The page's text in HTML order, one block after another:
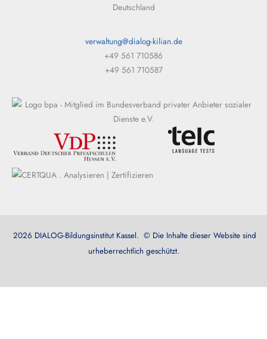
Deutschland
verwaltung@dialog-kilian.de
+49 561 710586
+49 561 710587
2026 DIALOG-Bildungsinstitut Kassel. © Die Inhalte dieser Website sind
urheberrechtlich geschützt.